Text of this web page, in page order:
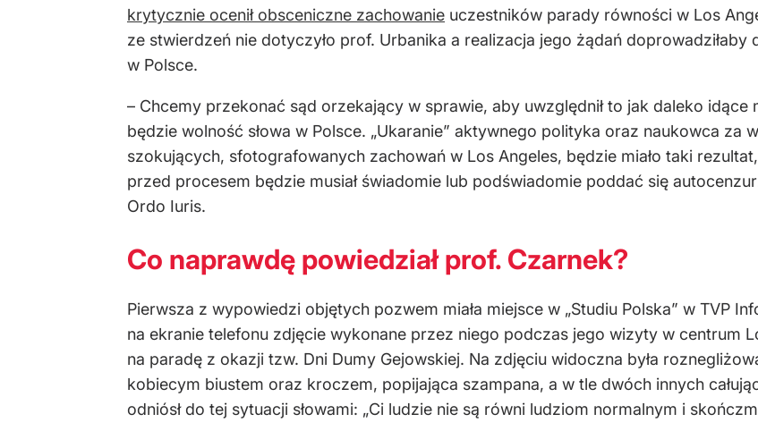
krytycznie ocenił obsceniczne zachowanie uczestników parady równości w Los
ze stwierdzeń nie dotyczyło prof. Urbanika a realizacja jego żądań
w Polsce.
– Chcemy przekonać sąd orzekający w sprawie, aby uwzględnił to jak daleko
będzie wolność słowa w Polsce. „Ukaranie” aktywnego polityka oraz naukowca
szokujących, sfotografowanych zachowań w Los Angeles, będzie miało taki
przed procesem będzie musiał świadomie lub podświadomie poddać się
Ordo Iuris.
Co naprawdę powiedział prof. Czarnek?
Pierwsza z wypowiedzi objętych pozwem miała miejsce w „Studiu Polska” w TVP
na ekranie telefonu zdjęcie wykonane przez niego podczas jego wizyty w centrum
na paradę z okazji tzw. Dni Dumy Gejowskiej. Na zdjęciu widoczna była
kobiecym biustem oraz kroczem, popijająca szampana, a w tle dwóch innych
odniósł do tej sytuacji słowami: „Ci ludzie nie są równi ludziom normalnym i